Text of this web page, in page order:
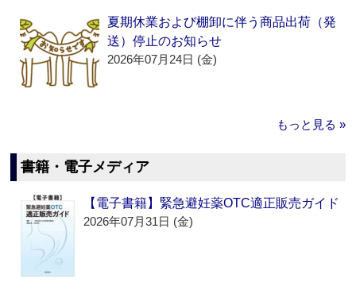
夏期休業および棚卸に伴う商品出荷（発
送）停止のお知らせ
2026年07月24日 (金)
もっと見る »
書籍・電子メディア
【電子書籍】緊急避妊薬OTC適正販売ガイド
2026年07月31日 (金)